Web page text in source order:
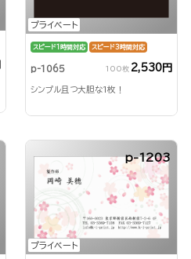
プライベート
スピード1時間対応 スピード3時間対応
p-1065 100枚 2,530円
シンプル且つ大胆な1枚！
プライベート
p-1203